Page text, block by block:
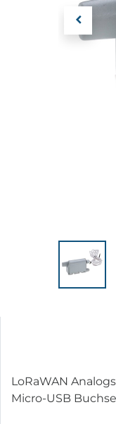
LoRaWAN
Micro-USB Buchse